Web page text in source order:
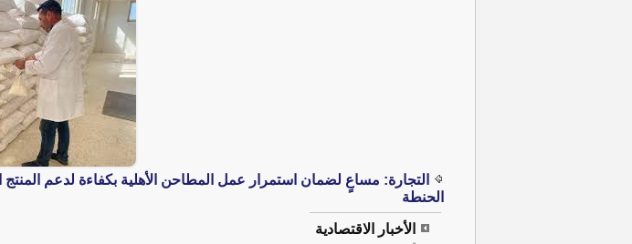
التجارة: مساعٍ لضمان استمرار عمل المطاحن الأهلية بكفاءة لدعم
الحنطة
الأخبار الاقتصادية